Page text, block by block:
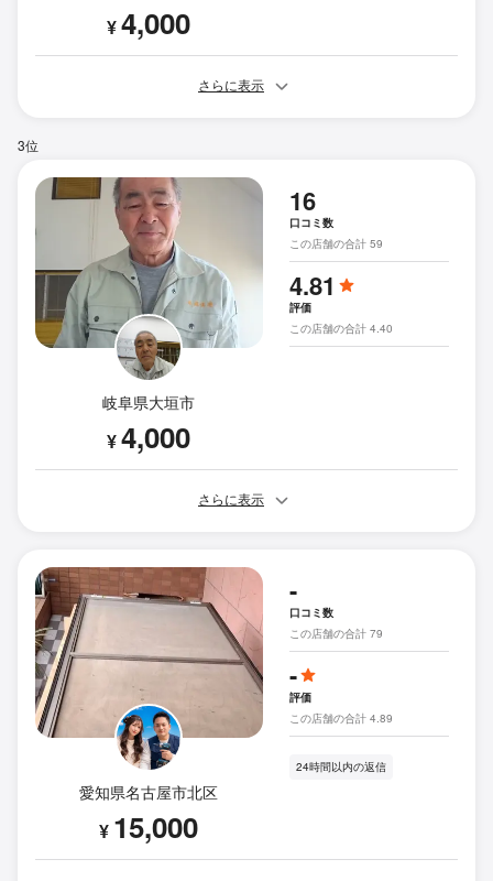
¥4,000
さらに表示
3位
岐阜県大垣市
¥4,000
16
口コミ数
この店舗の合計 59
4.81
評価
この店舗の合計 4.40
さらに表示
愛知県名古屋市北区
¥ 15,000
-
口コミ数
この店舗の合計 79
-
評価
この店舗の合計 4.89
24時間以内の返信